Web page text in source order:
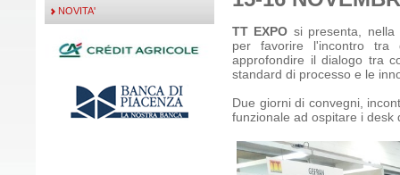
NOVITA'
TT EXPO si presenta, nella
per favorire l'incontro tra
approfondire il dialogo tra
standard di processo e le
Due giorni di convegni,
funzionale ad ospitare i desk